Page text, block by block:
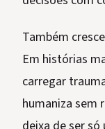
Também
Em histórias
carregar
humaniza sem